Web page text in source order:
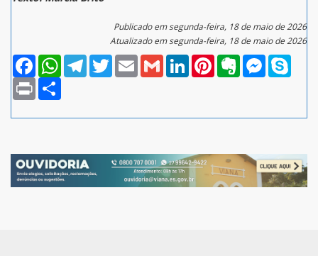
Publicado em segunda-feira, 18 de maio de 2026
Atualizado em segunda-feira, 18 de maio de 2026
FacebookWhatsAppTelegramTwitterEmail Gmail LinkedInPinterestEvernoteMessenger
Print